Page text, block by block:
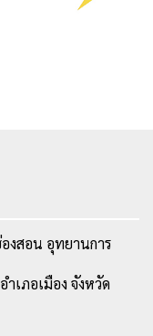
งสอน อุทยานการ
เภอเมือง จังหวัด